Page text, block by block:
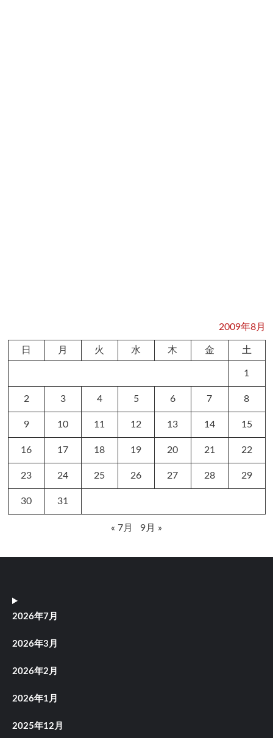
2009年8月
日 月 火 水 木 金 土
1
2 3 4 5 6 7 8
9 10 11 12 13 14 15
16 17 18 19 20 21 22
23 24 25 26 27 28 29
30 31
« 7月 9月 »
2026年7月
2026年3月
2026年2月
2026年1月
2025年12月